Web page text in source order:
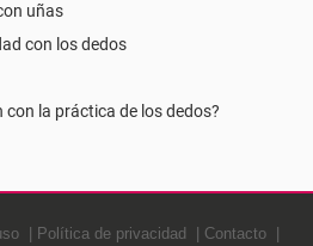
uñas
con los dedos
con la práctica de los dedos?
Política de privacidad
Contacto